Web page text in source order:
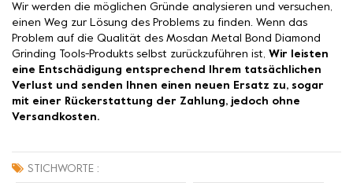
Wir werden die möglichen Gründe analysieren und versuchen,
einen Weg zur Lösung des Problems zu finden. Wenn das
Problem auf die Qualität des Mosdan Metal Bond Diamond
Grinding Tools-Produkts selbst zurückzuführen ist, Wir leisten
eine Entschädigung entsprechend Ihrem tatsächlichen
Verlust und senden Ihnen einen neuen Ersatz zu, sogar
mit einer Rückerstattung der Zahlung, jedoch ohne
Versandkosten.
STICHWORTE :